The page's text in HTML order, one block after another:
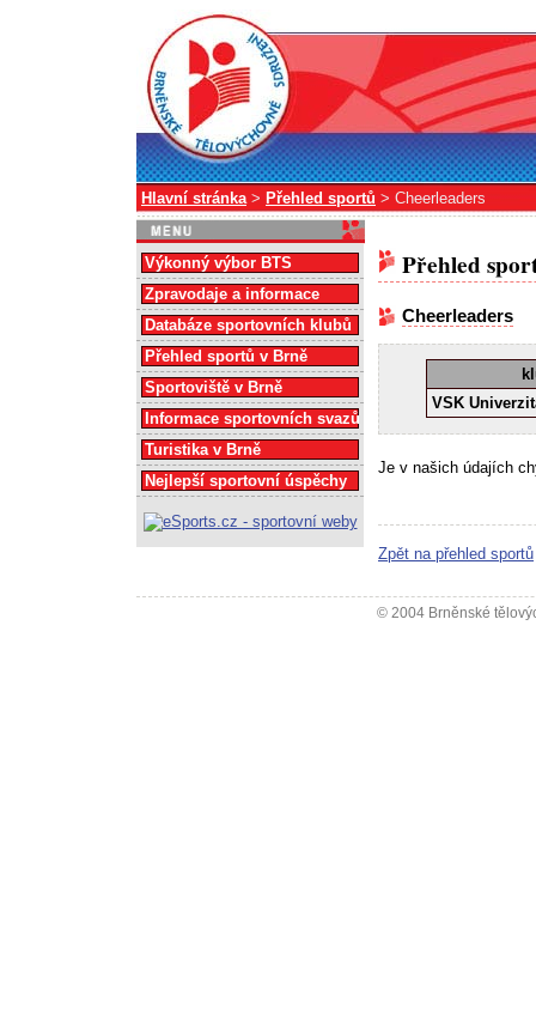
Hlavní stránka> Přehled sportů > Cheerleaders
Přehled
Cheerleaders
VSK
Je v našich údajích
Zpět na přehled sportů
Výkonný výbor BTS
Zpravodaje a informace
Databáze sportovních klubů
Přehled sportů v Brně
Sportoviště v Brně
Informace sportovních svazů
Turistika v Brně
Nejlepší sportovní úspěchy
© 2004 Brněnské